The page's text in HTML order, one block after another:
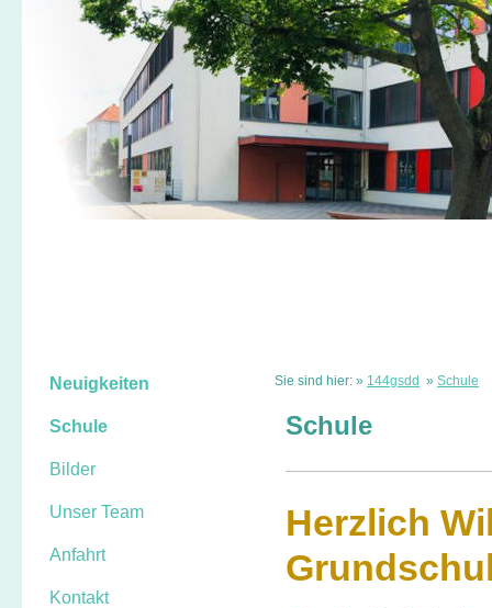
Neuigkeiten
Schule
Bilder
Unser Team
Anfahrt
Kontakt
Sie sind hier: » 144gsdd » Schule
Schule
Herzlich